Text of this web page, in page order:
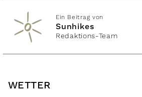
Ein Beitrag von
Sunhikes
Redaktions-Team
WETTER